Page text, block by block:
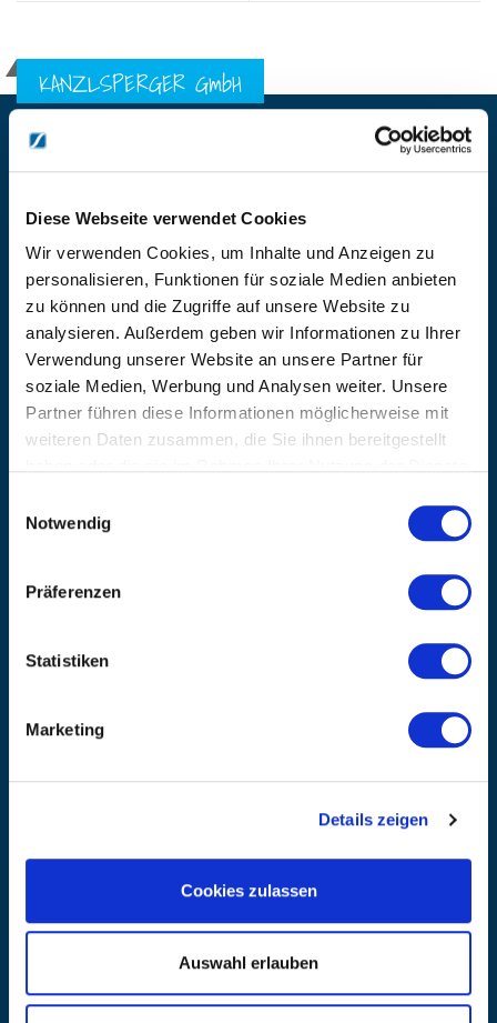
Diese Webseite verwendet Cookies
Wir verwenden Cookies, um Inhalte und Anzeigen zu
personalisieren, Funktionen für soziale Medien anbieten
zu können und die Zugriffe auf unsere Website zu
analysieren. Außerdem geben wir Informationen zu Ihrer
Verwendung unserer Website an unsere Partner für
soziale Medien, Werbung und Analysen weiter. Unsere
Partner führen diese Informationen möglicherweise mit
weiteren Daten zusammen, die Sie ihnen bereitgestellt
Notwendig
Präferenzen
Statistiken
Marketing
Details zeigen
Cookies zulassen
Auswahl erlauben
KANZLSPERGER GmbH
KONTAKTIEREN SIE UNS
BÜRO HOTLINE
+49 (0) 9181/2593-0
EMAIL
info@kanzlsperger.de
BERATUNG & BESTELLUNG
Montag – Donnerstag: 08:00 – 17:00
Freitag: 08:00 - 16:00
UNTERNEHMEN
AGB nebst Kundeninformationen
INFORMATIONEN
Versandkosten & Lieferinformationen
Widerrufsbelehrung
Erhalten Sie die neuesten Informationen zu Veranstaltungen,